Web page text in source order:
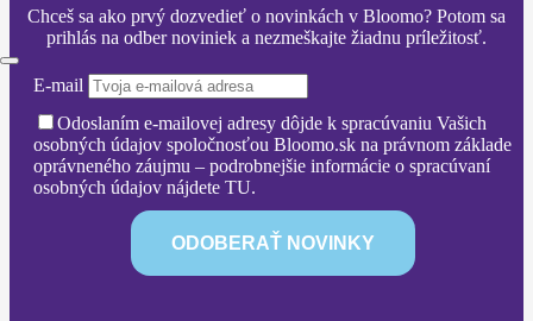
Chceš sa ako prvý dozvedieť o novinkách v Bloomo? Potom sa
prihlás na odber noviniek a nezmeškajte žiadnu príležitosť.
E-mail
Odoslaním e-mailovej adresy dôjde k spracúvaniu Vašich
osobných údajov spoločnosťou Bloomo.sk na právnom základe
oprávneného záujmu – podrobnejšie informácie o spracúvaní
osobných údajov nájdete TU.